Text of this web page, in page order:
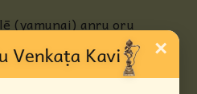
(yamunai) anṛu oru
narumaṇa maḷarō
×